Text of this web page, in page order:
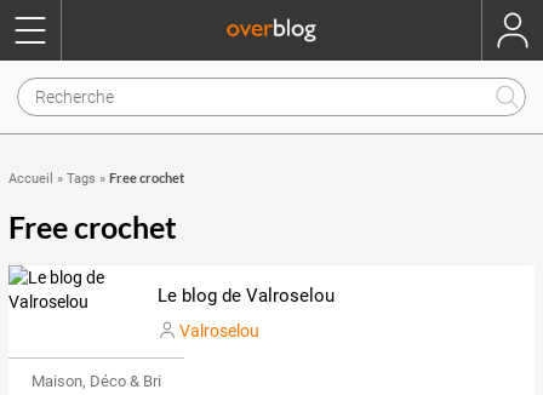
Accueil » Tags » Free crochet
Free crochet
Le blog de Valroselou
Valroselou
Maison, Déco & Bricolage